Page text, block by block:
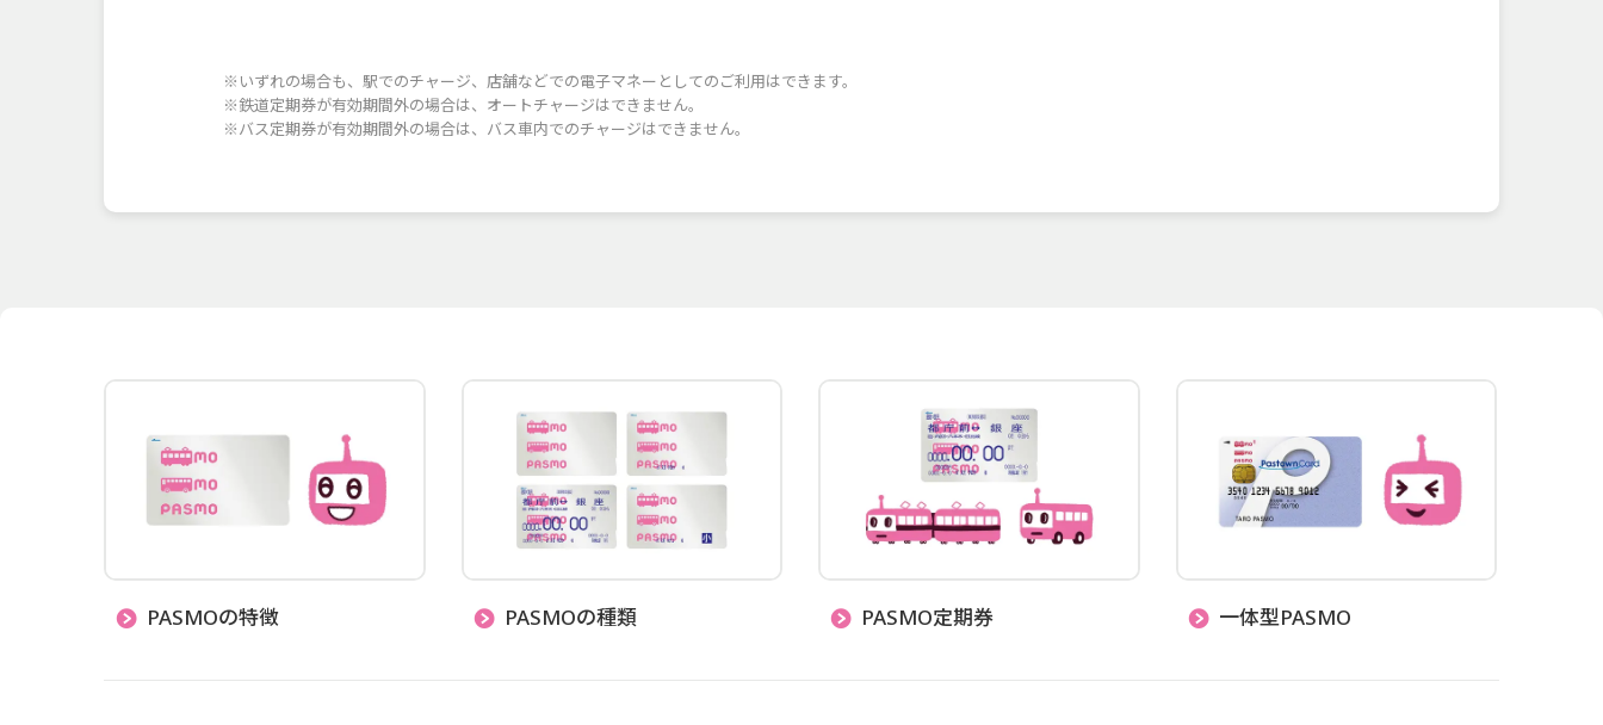
※いずれの場合も、駅でのチャージ、店舗などでの電子マネーとしてのご利用はできます。
※鉄道定期券が有効期間外の場合は、オートチャージはできません。
※バス定期券が有効期間外の場合は、バス車内でのチャージはできません。
PASMOの特徴 PASMOの種類 PASMO定期券 一体型PASMO